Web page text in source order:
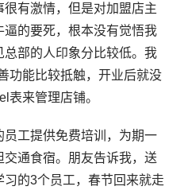
有激情，但是对加盟店主
的要死，根本没有觉悟我
部的人印象分比较低。我
功能比较抵触，开业后就没
表来管理店铺。
工提供免费培训，为期一
通食宿。朋友告诉我，送
的3个员工，春节回来就走